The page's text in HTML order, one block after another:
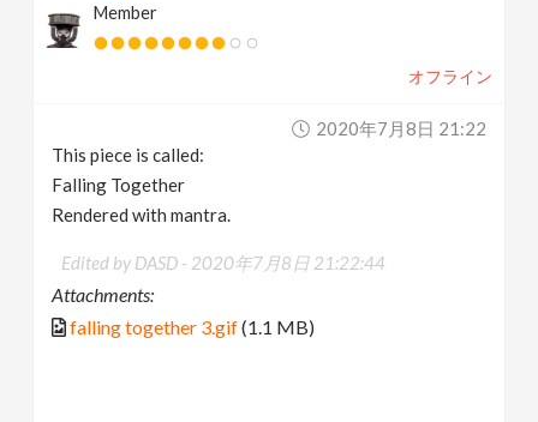
Member
オフライン
2020年7月8日 21:22
This piece is called:
Falling Together
Rendered with mantra.
Edited by DASD - 2020年7月8日 21:22:44
Attachments:
falling together 3.gif(1.1 MB)